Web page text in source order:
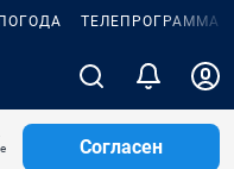
ПОГОДА ТЕЛЕПРОГРАММА
Согласен